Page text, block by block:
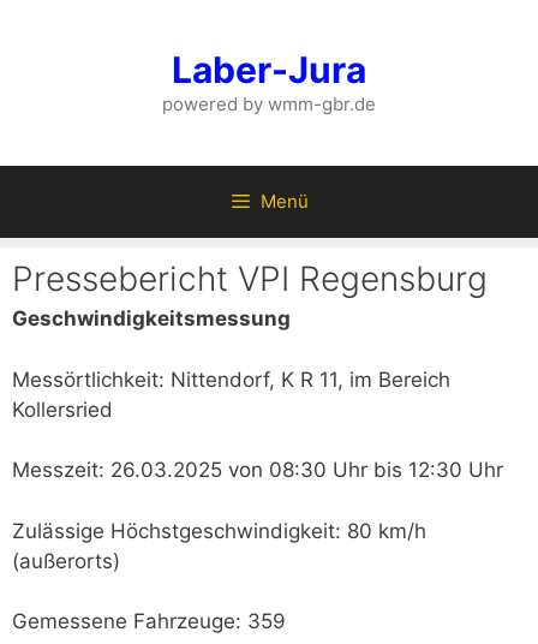
Laber-Jura
powered by wmm-gbr.de
Menü
Pressebericht VPI Regensburg
Geschwindigkeitsmessung
Messörtlichkeit: Nittendorf, K R 11, im Bereich
Kollersried
Messzeit: 26.03.2025 von 08:30 Uhr bis 12:30 Uhr
Zulässige Höchstgeschwindigkeit: 80 km/h
(außerorts)
Gemessene Fahrzeuge: 359